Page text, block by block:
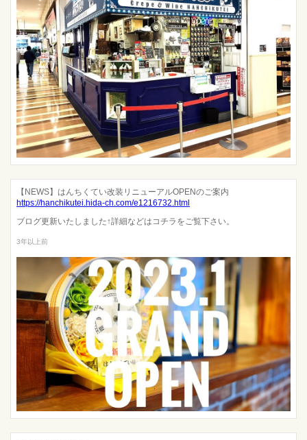
【NEWS】はんちくてい改装リニューアルOPENのご案内
https://hanchikutei.hida-ch.com/e1216732.html
ブログ更新いたしました↑詳細などはコチラをご覧下さい。
3年以上前